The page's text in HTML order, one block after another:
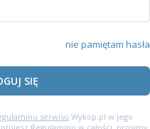
nie pamiętam hasła
SIĘ
serwisu Wykop.pl w jego